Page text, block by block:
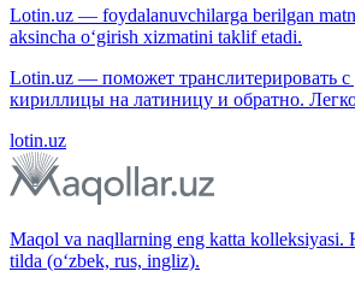
Lotin.uz — foydalanuvchilarga berilgan
aksincha o‘girish xizmatini taklif etadi.
Lotin.uz — поможет транслитерировать с
кириллицы на латиницу и обратно.
lotin.uz
Maqol va naqllarning eng katta kolleksiyasi.
tilda (o‘zbek, rus, ingliz).